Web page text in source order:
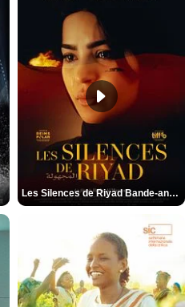
Les Silences de Riyad Bande-annonce VO STFR